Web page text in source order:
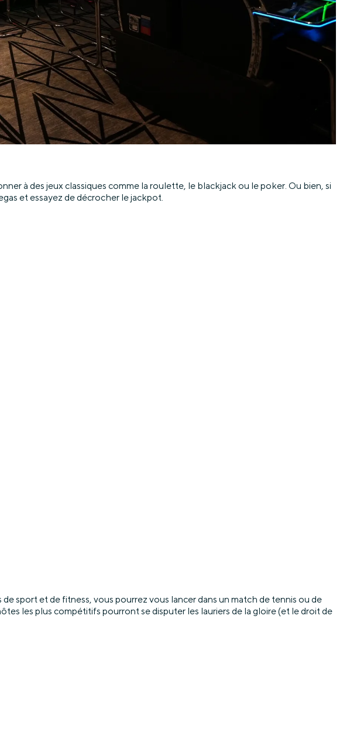
à des jeux classiques comme la roulette, le blackjack ou le poker. Ou bien, si
et essayez de décrocher le jackpot.
sport et de fitness, vous pourrez vous lancer dans un match de tennis ou de
les plus compétitifs pourront se disputer les lauriers de la gloire (et le droit de